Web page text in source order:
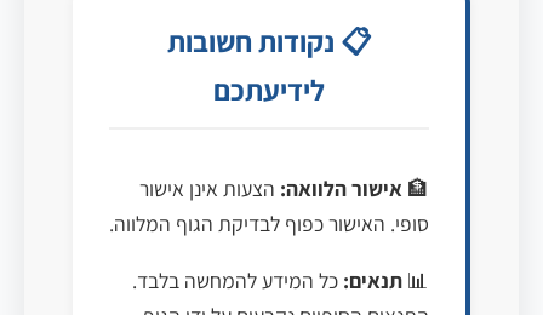
📋 נקודות חשובות
לידיעתכם
🏦 אישור הלוואה: הצעות אינן אישור
סופי. האישור כפוף לבדיקת הגוף המלווה.
📊 תנאים: כל המידע להמחשה בלבד.